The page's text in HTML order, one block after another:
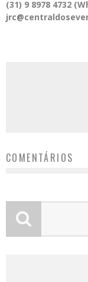
(31) 9 8978 4732
COMENTÁRIOS